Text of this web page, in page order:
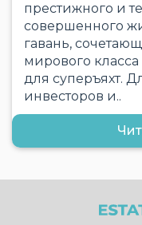
престижного и
совершенного
гавань,
мирового
для суперъяхт.
инвесторов и..